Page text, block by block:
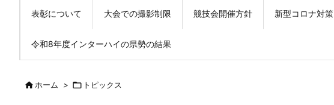
表彰について 大会での撮影制限 競技会開催方針 新型コロナ対策
令和8年度インターハイの県勢の結果
ホーム >  トピックス